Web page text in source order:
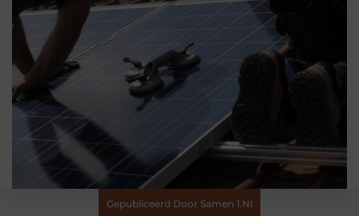
Gepubliceerd Door Samen 1.nl